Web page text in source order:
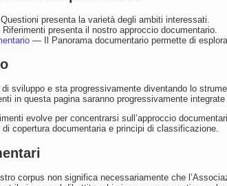
presenta la varietà degli ambiti interessati.
presenta il nostro approccio documentario.
— Il Panorama documentario permette di
di sviluppo e sta progressivamente diventando lo
in questa pagina saranno progressivamente
evolve per concentrarsi sull’approccio
copertura documentaria e principi di classificazione.
corpus non significa necessariamente che